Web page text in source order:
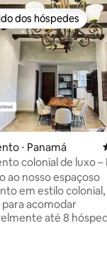
de 5, 147
preferidos
dos hóspedes
⋅ Panamá
colonial de luxo –
na Cidade Antiga
ao nosso espaçoso
em estilo colonial,
acomodar
até 8